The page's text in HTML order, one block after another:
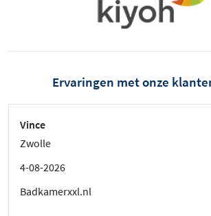
Ervaringen met onze
Vince
Zwolle
4-08-2026
Badkamerxxl.nl